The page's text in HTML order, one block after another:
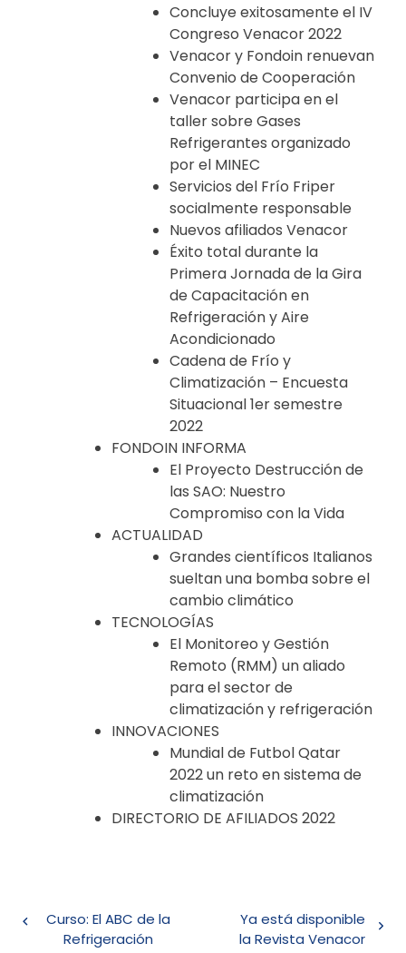
Concluye exitosamente el IV
Congreso Venacor 2022
Venacor y Fondoin renuevan
Convenio de Cooperación
Venacor participa en el
taller sobre Gases
Refrigerantes organizado
por el MINEC
Servicios del Frío Friper
socialmente responsable
Nuevos afiliados Venacor
Éxito total durante la
Primera Jornada de la Gira
de Capacitación en
Refrigeración y Aire
Acondicionado
Cadena de Frío y
Climatización – Encuesta
Situacional 1er semestre
2022
FONDOIN INFORMA
El Proyecto Destrucción de
las SAO: Nuestro
Compromiso con la Vida
ACTUALIDAD
Grandes científicos Italianos
sueltan una bomba sobre el
cambio climático
TECNOLOGÍAS
El Monitoreo y Gestión
Remoto (RMM) un aliado
para el sector de
climatización y refrigeración
INNOVACIONES
Mundial de Futbol Qatar
2022 un reto en sistema de
climatización
DIRECTORIO DE AFILIADOS 2022
de
Curso: El ABC de la
Refrigeración
Ya está disponible
la Revista Venacor